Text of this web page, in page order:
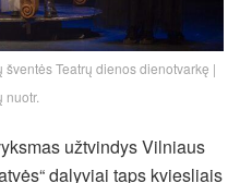
Teatrų dienos dienotvarkę |
nuotr.
užtvindys Vilniaus
dalyviai taps kviesliais